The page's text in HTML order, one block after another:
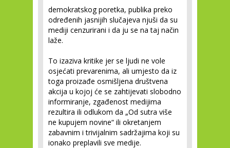
demokratskog poretka, publika preko
određenih jasnijih slučajeva njuši da su
mediji cenzurirani i da ju se na taj način
laže.
To izaziva kritike jer se ljudi ne vole
osjećati prevarenima, ali umjesto da iz
toga proizađe osmišljena društvena
akcija u kojoj će se zahtijevati slobodno
informiranje, zgađenost medijima
rezultira ili odlukom da „Od sutra više
ne kupujem novine“ ili okretanjem
zabavnim i trivijalnim sadržajima koji su
ionako preplavili sve medije.